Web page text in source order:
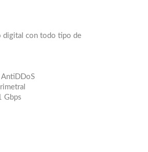
digital con todo tipo de
AntiDDoS
Gbps